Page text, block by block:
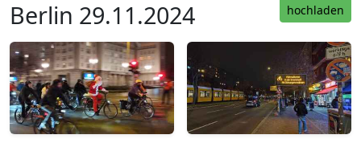
Berlin 29.11.2024
hochladen